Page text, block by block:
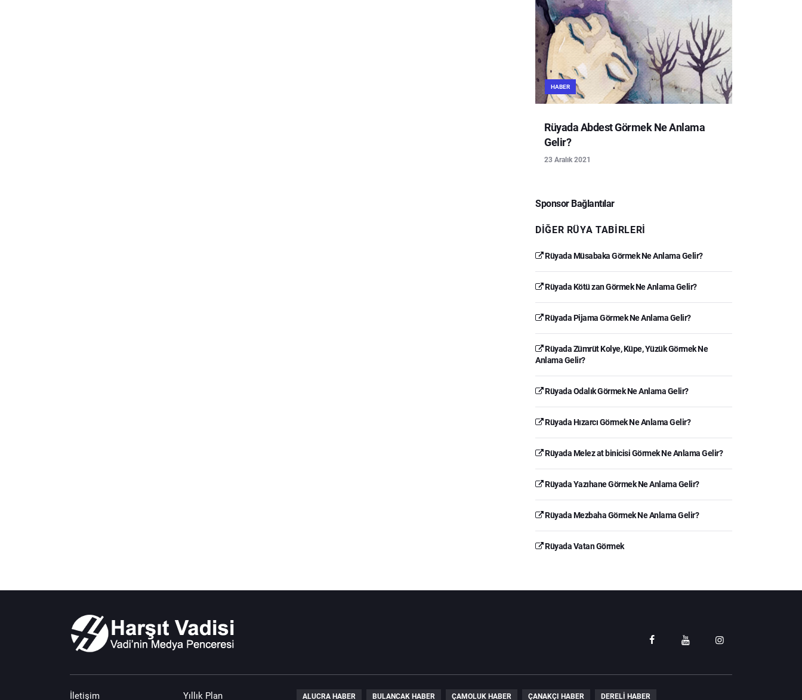
HABER
Rüyada Abdest Görmek Ne Anlama
Gelir?
23 Aralık 2021
Sponsor Bağlantılar
DIĞER RÜYA TABIRLERI
Rüyada Müsabaka Görmek Ne Anlama Gelir?
Rüyada Kötü zan Görmek Ne Anlama Gelir?
Rüyada Pijama Görmek Ne Anlama Gelir?
Rüyada Zümrüt Kolye, Küpe, Yüzük Görmek Ne
Anlama Gelir?
Rüyada Odalık Görmek Ne Anlama Gelir?
Rüyada Hızarcı Görmek Ne Anlama Gelir?
Rüyada Melez at binicisi Görmek Ne Anlama Gelir?
Rüyada Yazıhane Görmek Ne Anlama Gelir?
Rüyada Mezbaha Görmek Ne Anlama Gelir?
Rüyada Vatan Görmek
İletişim Yıllık Plan ALUCRA HABER BULANCAK HABER ÇAMOLUK HABER ÇANAKÇI HABER DERELI HABER